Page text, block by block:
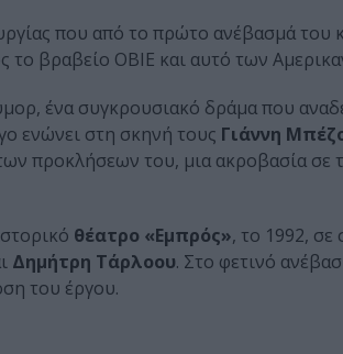
που από το πρώτο ανέβασμά του
το βραβείο ΟΒΙΕ και αυτό των
ένα συγκρουσιακό δράμα που
ενώνει στη σκηνή τους Γιάννη
προκλήσεων του, μια ακροβασία σε
θέατρο «Εμπρός», το 1992, σε
Δημήτρη Τάρλοου. Στο φετινό
του έργου.